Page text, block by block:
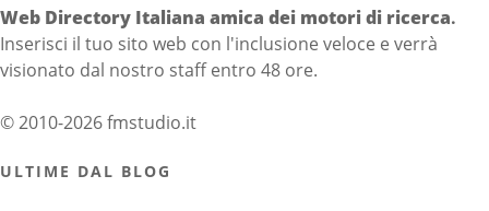
Web Directory Italiana amica dei motori di ricerca.
Inserisci il tuo sito web con l'inclusione veloce e verrà
visionato dal nostro staff entro 48 ore.
© 2010-2026 fmstudio.it
ULTIME DAL BLOG